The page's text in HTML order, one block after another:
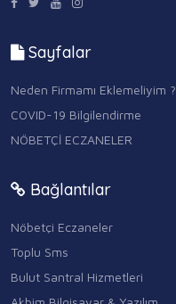
Sayfalar
Neden Firmamı Eklemeliyim ?
COVID-19 Bilgilendirme
NÖBETÇİ ECZANELER
Bağlantılar
Nöbetçi Eczaneler
Toplu Sms
Bulut Santral Hizmetleri